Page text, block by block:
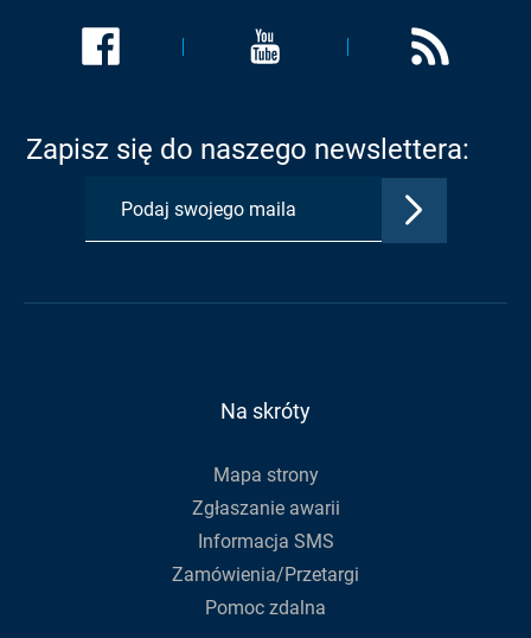
Link
zostanie
nowej
Urzędu
Link
zostanie
nowej
Profil
Urzędu
Link
zostanie
nowej
karcie:
Kanał
Zapisz się do naszego newslettera:
Na skróty
Mapa strony
Zgłaszanie awarii
Informacja SMS
Zamówienia/Przetargi
Pomoc zdalna